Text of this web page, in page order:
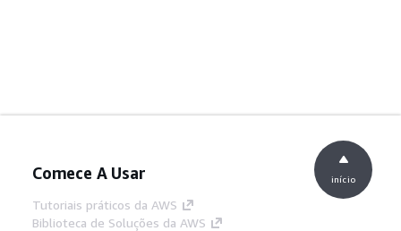
Comece A Usar
Tutoriais práticos da AWS
Biblioteca de Soluções da AWS
início